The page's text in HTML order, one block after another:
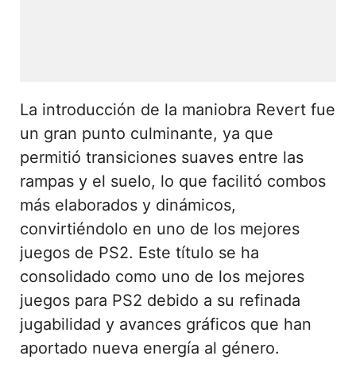
La introducción de la maniobra Revert fue
un gran punto culminante, ya que
permitió transiciones suaves entre las
rampas y el suelo, lo que facilitó combos
más elaborados y dinámicos,
convirtiéndolo en uno de los mejores
juegos de PS2. Este título se ha
consolidado como uno de los mejores
juegos para PS2 debido a su refinada
jugabilidad y avances gráficos que han
aportado nueva energía al género.